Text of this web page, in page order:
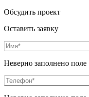
Обсудить проект
Оставить заявку
Неверно заполнено поле